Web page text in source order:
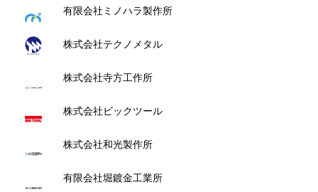
有限会社ミノハラ製作所
株式会社テクノメタル
株式会社寺方工作所
株式会社ビックツール
株式会社和光製作所
有限会社堀鍍金工業所